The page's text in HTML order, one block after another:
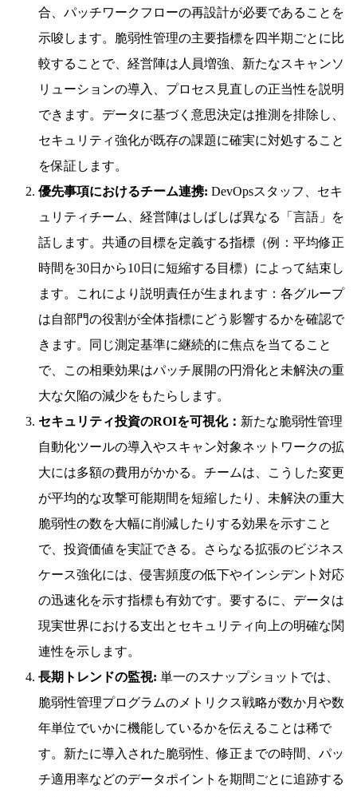
合、パッチワークフローの再設計が必要であることを
示唆します。脆弱性管理の主要指標を四半期ごとに比
較することで、経営陣は人員増強、新たなスキャンソ
リューションの導入、プロセス見直しの正当性を説明
できます。データに基づく意思決定は推測を排除し、
セキュリティ強化が既存の課題に確実に対処すること
を保証します。
優先事項におけるチーム連携: DevOpsスタッフ、セキ
ュリティチーム、経営陣はしばしば異なる「言語」を
話します。共通の目標を定義する指標（例：平均修正
時間を30日から10日に短縮する目標）によって結束し
ます。これにより説明責任が生まれます：各グループ
は自部門の役割が全体指標にどう影響するかを確認で
きます。同じ測定基準に継続的に焦点を当てること
で、この相乗効果はパッチ展開の円滑化と未解決の重
大な欠陥の減少をもたらします。
セキュリティ投資のROIを可視化： 新たな脆弱性管理
自動化ツールの導入やスキャン対象ネットワークの拡
大には多額の費用がかかる。チームは、こうした変更
が平均的な攻撃可能期間を短縮したり、未解決の重大
脆弱性の数を大幅に削減したりする効果を示すこと
で、投資価値を実証できる。さらなる拡張のビジネス
ケース強化には、侵害頻度の低下やインシデント対応
の迅速化を示す指標も有効です。要するに、データは
現実世界における支出とセキュリティ向上の明確な関
連性を示します。
長期トレンドの監視: 単一のスナップショットでは、
脆弱性管理プログラムのメトリクス戦略が数か月や数
年単位でいかに機能しているかを伝えることは稀で
す。新たに導入された脆弱性、修正までの時間、パッ
チ適用率などのデータポイントを期間ごとに追跡する